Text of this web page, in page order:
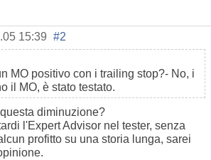
15:39 #2
MO positivo con i trailing stop?- No, i
il MO, è stato testato.
diminuzione?
l'Expert Advisor nel tester, senza
profitto su una storia lunga, sarei